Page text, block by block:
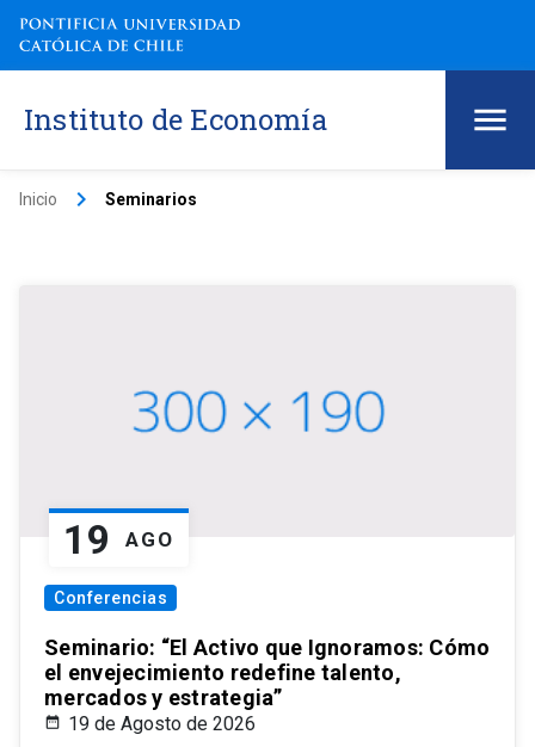
Instituto de Economía
Inicio keyboard_arrow_right Seminarios
19 AGO
Conferencias
Seminario: “El Activo que Ignoramos: Cómo
el envejecimiento redefine talento,
mercados y estrategia”
19 de Agosto de 2026